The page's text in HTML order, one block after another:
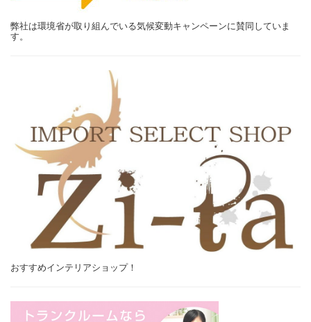
弊社は環境省が取り組んでいる気候変動キャンペーンに賛同していま
す。
おすすめインテリアショップ！